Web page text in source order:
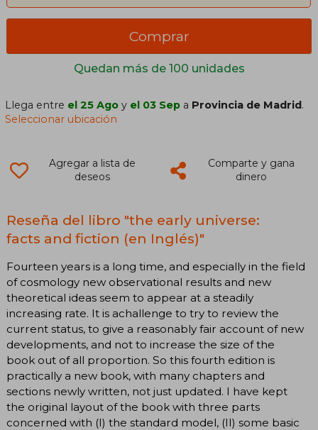
Quedan más de 100 unidades
Comprar
Llega entre el 25 Ago y el 03 Sep a Provincia de Madrid.
Seleccionar ubicación
Agregar a lista de
deseos
Comparte y gana
dinero
Reseña del libro "the early universe:
facts and fiction (en Inglés)"
Fourteen years is a long time, and especially in the field
of cosmology new observational results and new
theoretical ideas seem to appear at a steadily
increasing rate. It is achallenge to try to review the
current status, to give a reasonably fair account of new
developments, and not to increase the size of the
book out of all proportion. So this fourth edition is
practically a new book, with many chapters and
sections newly written, not just updated. I have kept
the original layout of the book with three parts
concerned with (I) the standard model, (II) some basic